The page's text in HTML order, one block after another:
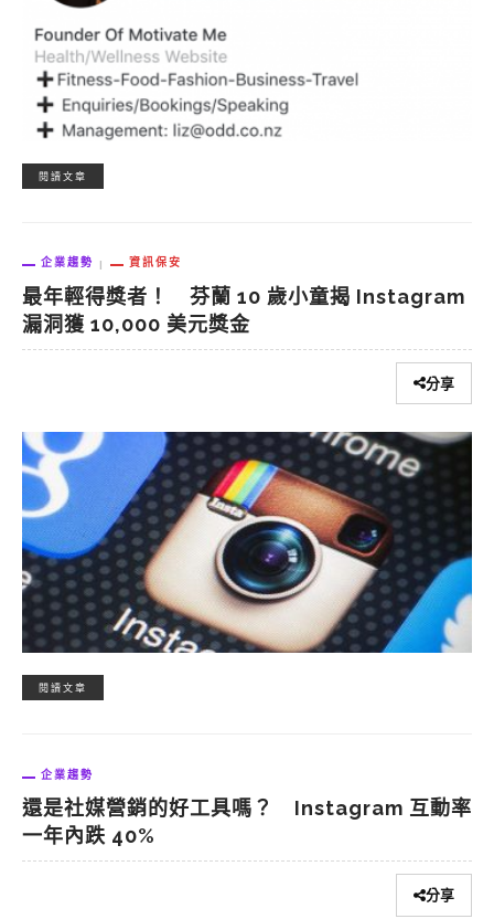
閱讀文章
企業趨勢 資訊保安
最年輕得獎者！ 芬蘭 10 歲小童揭 Instagram
漏洞獲 10,000 美元獎金
分享
閱讀文章
企業趨勢
還是社媒營銷的好工具嗎？ Instagram 互動率
一年內跌 40%
分享